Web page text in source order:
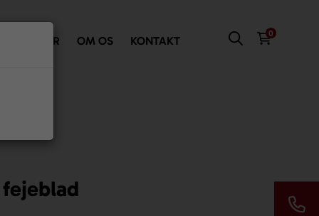
VI TILBYDER OM OS KONTAKT
0